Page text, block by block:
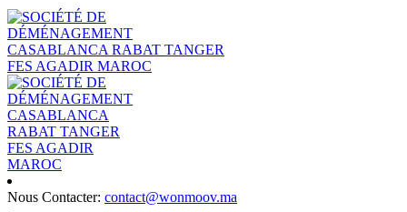
Nous Contacter: contact@wonmoov.ma